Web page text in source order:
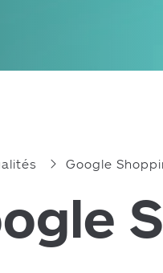
Google